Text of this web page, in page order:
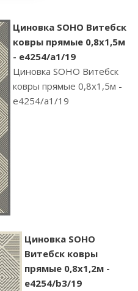
Циновка SOHO Витебск
ковры прямые 0,8х1,5м
- e4254/a1/19
Циновка SOHO Витебск
ковры прямые 0,8х1,5м -
e4254/a1/19
Циновка SOHO
Витебск ковры
прямые 0,8х1,2м -
e4254/b3/19